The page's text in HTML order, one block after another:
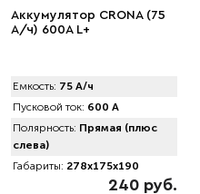
Аккумулятор CRONA (75
А/ч) 600A L+
Емкость: 75 А/ч
Пусковой ток: 600 А
Полярность: Прямая (плюс
слева)
Габариты: 278x175x190
240 руб.